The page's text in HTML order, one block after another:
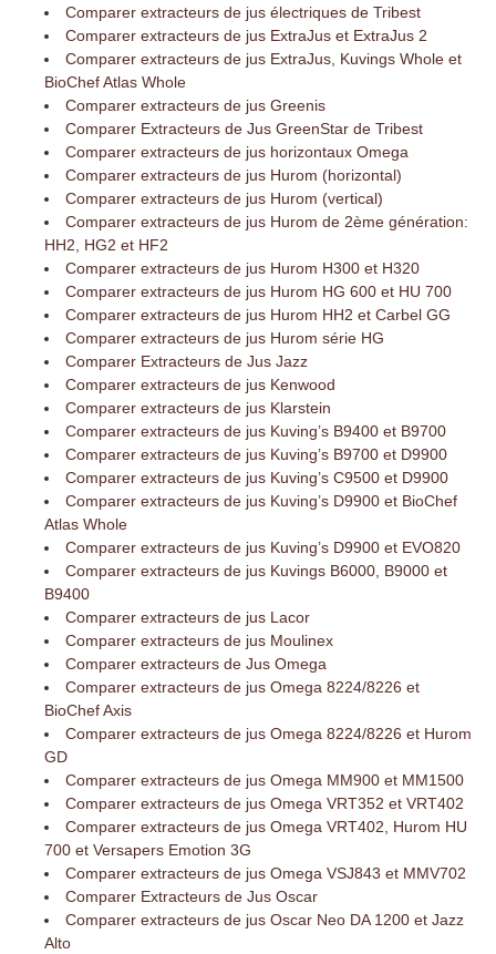
Comparer extracteurs de jus électriques de Tribest
Comparer extracteurs de jus ExtraJus et ExtraJus 2
Comparer extracteurs de jus ExtraJus, Kuvings Whole et
BioChef Atlas Whole
Comparer extracteurs de jus Greenis
Comparer Extracteurs de Jus GreenStar de Tribest
Comparer extracteurs de jus horizontaux Omega
Comparer extracteurs de jus Hurom (horizontal)
Comparer extracteurs de jus Hurom (vertical)
Comparer extracteurs de jus Hurom de 2ème génération:
HH2, HG2 et HF2
Comparer extracteurs de jus Hurom H300 et H320
Comparer extracteurs de jus Hurom HG 600 et HU 700
Comparer extracteurs de jus Hurom HH2 et Carbel GG
Comparer extracteurs de jus Hurom série HG
Comparer Extracteurs de Jus Jazz
Comparer extracteurs de jus Kenwood
Comparer extracteurs de jus Klarstein
Comparer extracteurs de jus Kuving’s B9400 et B9700
Comparer extracteurs de jus Kuving’s B9700 et D9900
Comparer extracteurs de jus Kuving’s C9500 et D9900
Comparer extracteurs de jus Kuving’s D9900 et BioChef
Atlas Whole
Comparer extracteurs de jus Kuving’s D9900 et EVO820
Comparer extracteurs de jus Kuvings B6000, B9000 et
B9400
Comparer extracteurs de jus Lacor
Comparer extracteurs de jus Moulinex
Comparer extracteurs de Jus Omega
Comparer extracteurs de jus Omega 8224/8226 et
BioChef Axis
Comparer extracteurs de jus Omega 8224/8226 et Hurom
GD
Comparer extracteurs de jus Omega MM900 et MM1500
Comparer extracteurs de jus Omega VRT352 et VRT402
Comparer extracteurs de jus Omega VRT402, Hurom HU
700 et Versapers Emotion 3G
Comparer extracteurs de jus Omega VSJ843 et MMV702
Comparer Extracteurs de Jus Oscar
Comparer extracteurs de jus Oscar Neo DA 1200 et Jazz
Alto